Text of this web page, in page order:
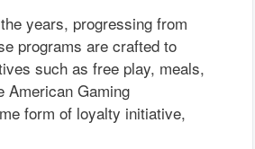
years, progressing from
programs are crafted to
such as free play, meals,
American Gaming
form of loyalty initiative,